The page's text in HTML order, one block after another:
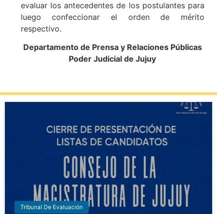
evaluar los antecedentes de los postulantes para
luego confeccionar el orden de mérito
respectivo.
Departamento de Prensa y Relaciones Públicas
Poder Judicial de Jujuy
Tribunal De Evaluación